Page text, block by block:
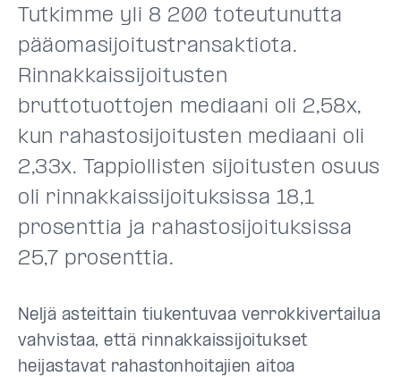
Tutkimme yli 8 200 toteutunutta
pääomasijoitustransaktiota.
Rinnakkaissijoitusten
bruttotuottojen mediaani oli 2,58x,
kun rahastosijoitusten mediaani oli
2,33x. Tappiollisten sijoitusten osuus
oli rinnakkaissijoituksissa 18,1
prosenttia ja rahastosijoituksissa
25,7 prosenttia.
Neljä asteittain tiukentuvaa verrokkivertailua
vahvistaa, että rinnakkaissijoitukset
heijastavat rahastonhoitajien aitoa